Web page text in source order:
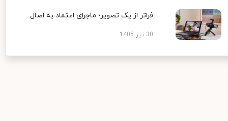
فراتر از یک تصویر؛ ماجرای اعتماد به اصال...
30 تیر 1405